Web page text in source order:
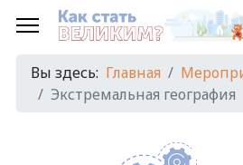
Вы здесь: Главная
Экстремальная география
годмесяц
годмесяц